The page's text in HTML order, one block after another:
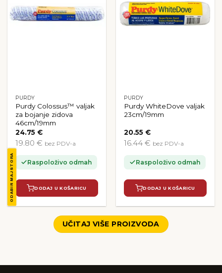
ODABIR MAJSTORA
PURDY
Purdy Colossus™ valjak
za bojanje zidova
46cm/19mm
24.75€
19.80 € bez PDV-a
Raspoloživo odmah
DODAJ U KOŠARICU
PURDY
Purdy WhiteDove valjak
23cm/19mm
20.55€
16.44 € bez PDV-a
Raspoloživo odmah
DODAJ U KOŠARICU
UČITAJ VIŠE PROIZVODA